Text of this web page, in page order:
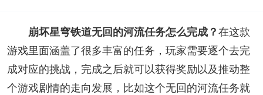
崩坏星穹铁道无回的河流任务怎么完成？ 在这款
游戏里面涵盖了很多丰富的任务，玩家需要逐个去完
成对应的挑战，完成之后就可以获得奖励以及推动整
个游戏剧情的走向发展，比如这个无回的河流任务就